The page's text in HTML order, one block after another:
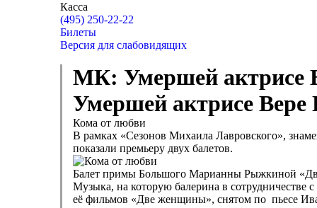
Касса
(495) 250-22-22
Билеты
Версия для слабовидящих
МК: Умершей актрисе
Умершей актрисе Вере
Кома от любви
В рамках «Сезонов Михаила Лавровского»,
показали премьеру двух балетов.
Балет примы Большого Марианны Рыжкиной
Музыка, на которую балерина в сотрудничестве
её фильмов «Две женщины», снятом по пьесе